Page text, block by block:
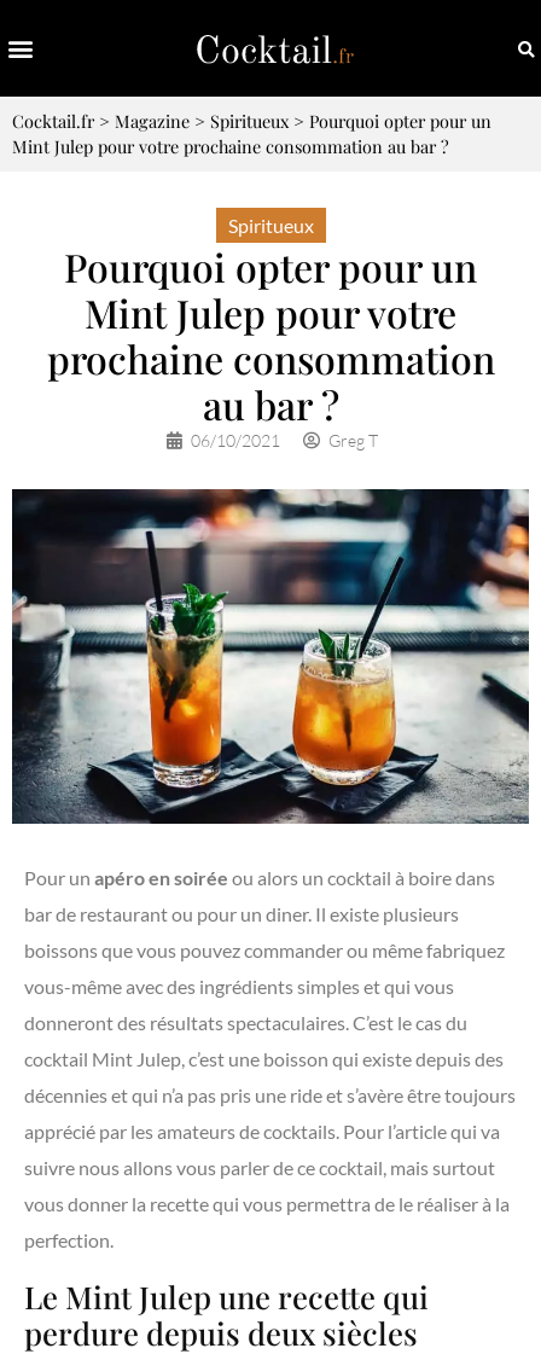
Cocktail.fr> Magazine > Spiritueux> Pourquoi opter pour un
Mint Julep pour votre prochaine consommation au bar ?
Spiritueux
Pourquoi opter pour un
Mint Julep pour votre
prochaine consommation
au bar ?
06/10/2021 Greg T
Pour un apéro en soirée ou alors un cocktail à boire dans
bar de restaurant ou pour un diner. Il existe plusieurs
boissons que vous pouvez commander ou même fabriquez
vous-même avec des ingrédients simples et qui vous
donneront des résultats spectaculaires. C’est le cas du
cocktail Mint Julep, c’est une boisson qui existe depuis des
décennies et qui n’a pas pris une ride et s’avère être toujours
apprécié par les amateurs de cocktails. Pour l’article qui va
suivre nous allons vous parler de ce cocktail, mais surtout
vous donner la recette qui vous permettra de le réaliser à la
perfection.
Le Mint Julep une recette qui
perdure depuis deux siècles